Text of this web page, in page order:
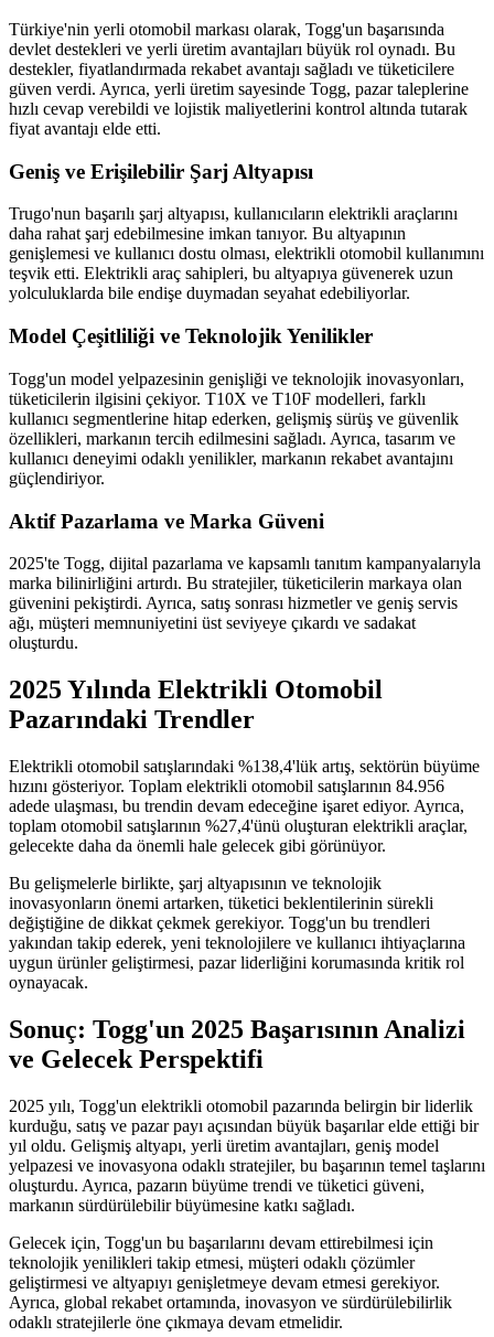
Türkiye'nin yerli otomobil markası olarak, Togg'un başarısında
devlet destekleri ve yerli üretim avantajları büyük rol oynadı. Bu
destekler, fiyatlandırmada rekabet avantajı sağladı ve tüketicilere
güven verdi. Ayrıca, yerli üretim sayesinde Togg, pazar taleplerine
hızlı cevap verebildi ve lojistik maliyetlerini kontrol altında tutarak
fiyat avantajı elde etti.
Geniş ve Erişilebilir Şarj Altyapısı
Trugo'nun başarılı şarj altyapısı, kullanıcıların elektrikli araçlarını
daha rahat şarj edebilmesine imkan tanıyor. Bu altyapının
genişlemesi ve kullanıcı dostu olması, elektrikli otomobil kullanımını
teşvik etti. Elektrikli araç sahipleri, bu altyapıya güvenerek uzun
yolculuklarda bile endişe duymadan seyahat edebiliyorlar.
Model Çeşitliliği ve Teknolojik Yenilikler
Togg'un model yelpazesinin genişliği ve teknolojik inovasyonları,
tüketicilerin ilgisini çekiyor. T10X ve T10F modelleri, farklı
kullanıcı segmentlerine hitap ederken, gelişmiş sürüş ve güvenlik
özellikleri, markanın tercih edilmesini sağladı. Ayrıca, tasarım ve
kullanıcı deneyimi odaklı yenilikler, markanın rekabet avantajını
güçlendiriyor.
Aktif Pazarlama ve Marka Güveni
2025'te Togg, dijital pazarlama ve kapsamlı tanıtım kampanyalarıyla
marka bilinirliğini artırdı. Bu stratejiler, tüketicilerin markaya olan
güvenini pekiştirdi. Ayrıca, satış sonrası hizmetler ve geniş servis
ağı, müşteri memnuniyetini üst seviyeye çıkardı ve sadakat
oluşturdu.
2025 Yılında Elektrikli Otomobil
Pazarındaki Trendler
Elektrikli otomobil satışlarındaki %138,4'lük artış, sektörün büyüme
hızını gösteriyor. Toplam elektrikli otomobil satışlarının 84.956
adede ulaşması, bu trendin devam edeceğine işaret ediyor. Ayrıca,
toplam otomobil satışlarının %27,4'ünü oluşturan elektrikli araçlar,
gelecekte daha da önemli hale gelecek gibi görünüyor.
Bu gelişmelerle birlikte, şarj altyapısının ve teknolojik
inovasyonların önemi artarken, tüketici beklentilerinin sürekli
değiştiğine de dikkat çekmek gerekiyor. Togg'un bu trendleri
yakından takip ederek, yeni teknolojilere ve kullanıcı ihtiyaçlarına
uygun ürünler geliştirmesi, pazar liderliğini korumasında kritik rol
oynayacak.
Sonuç: Togg'un 2025 Başarısının Analizi
ve Gelecek Perspektifi
2025 yılı, Togg'un elektrikli otomobil pazarında belirgin bir liderlik
kurduğu, satış ve pazar payı açısından büyük başarılar elde ettiği bir
yıl oldu. Gelişmiş altyapı, yerli üretim avantajları, geniş model
yelpazesi ve inovasyona odaklı stratejiler, bu başarının temel taşlarını
oluşturdu. Ayrıca, pazarın büyüme trendi ve tüketici güveni,
markanın sürdürülebilir büyümesine katkı sağladı.
Gelecek için, Togg'un bu başarılarını devam ettirebilmesi için
teknolojik yenilikleri takip etmesi, müşteri odaklı çözümler
geliştirmesi ve altyapıyı genişletmeye devam etmesi gerekiyor.
Ayrıca, global rekabet ortamında, inovasyon ve sürdürülebilirlik
odaklı stratejilerle öne çıkmaya devam etmelidir.